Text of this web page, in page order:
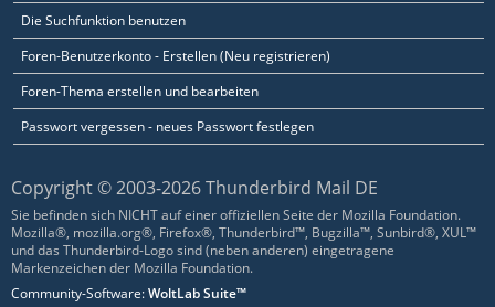
Die Suchfunktion benutzen
Foren-Benutzerkonto - Erstellen (Neu registrieren)
Foren-Thema erstellen und bearbeiten
Passwort vergessen - neues Passwort festlegen
Copyright © 2003-2026 Thunderbird Mail DE
Sie befinden sich NICHT auf einer offiziellen Seite der Mozilla Foundation.
Mozilla®, mozilla.org®, Firefox®, Thunderbird™, Bugzilla™, Sunbird®, XUL™
und das Thunderbird-Logo sind (neben anderen) eingetragene
Markenzeichen der Mozilla Foundation.
Community-Software:WoltLab Suite™